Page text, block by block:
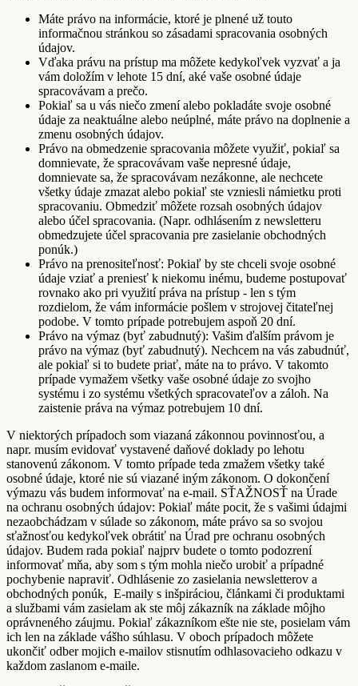
Máte právo na informácie, ktoré je plnené už touto
informačnou stránkou so zásadami spracovania osobných
údajov.
Vďaka právu na prístup ma môžete kedykoľvek vyzvať a ja
vám doložím v lehote 15 dní, aké vaše osobné údaje
spracovávam a prečo.
Pokiaľ sa u vás niečo zmení alebo pokladáte svoje osobné
údaje za neaktuálne alebo neúplné, máte právo na doplnenie a
zmenu osobných údajov.
Právo na obmedzenie spracovania môžete využiť, pokiaľ sa
domnievate, že spracovávam vaše nepresné údaje,
domnievate sa, že spracovávam nezákonne, ale nechcete
všetky údaje zmazat alebo pokiaľ ste vzniesli námietku proti
spracovaniu. Obmedziť môžete rozsah osobných údajov
alebo účel spracovania. (Napr. odhlásením z newsletteru
obmedzujete účel spracovania pre zasielanie obchodných
ponúk.)
Právo na prenositeľnosť: Pokiaľ by ste chceli svoje osobné
údaje vziať a preniesť k niekomu inému, budeme postupovať
rovnako ako pri využití práva na prístup - len s tým
rozdielom, že vám informácie pošlem v strojovej čitateľnej
podobe. V tomto prípade potrebujem aspoň 20 dní.
Právo na výmaz (byť zabudnutý): Vašim ďalším právom je
právo na výmaz (byť zabudnutý). Nechcem na vás zabudnúť,
ale pokiaľ si to budete priať, máte na to právo. V takomto
prípade vymažem všetky vaše osobné údaje zo svojho
systému i zo systému všetkých spracovateľov a záloh. Na
zaistenie práva na výmaz potrebujem 10 dní.
V niektorých prípadoch som viazaná zákonnou povinnosťou, a
napr. musím evidovať vystavené daňové doklady po lehotu
stanovenú zákonom. V tomto prípade teda zmažem všetky také
osobné údaje, ktoré nie sú viazané iným zákonom. O dokončení
výmazu vás budem informovať na e-mail. SŤAŽNOSŤ na Úrade
na ochranu osobných údajov: Pokiaľ máte pocit, že s vašimi údajmi
nezaobchádzam v súlade so zákonom, máte právo sa so svojou
sťažnosťou kedykoľvek obrátiť na Úrad pre ochranu osobných
údajov. Budem rada pokiaľ najprv budete o tomto podozrení
informovať mňa, aby som s tým mohla niečo urobiť a prípadné
pochybenie napraviť. Odhlásenie zo zasielania newsletterov a
obchodných ponúk, E-maily s inšpiráciou, článkami či produktami
a službami vám zasielam ak ste môj zákazník na základe môjho
oprávneného záujmu. Pokiaľ zákazníkom ešte nie ste, posielam vám
ich len na základe vášho súhlasu. V oboch prípadoch môžete
ukončiť odber mojich e-mailov stisnutím odhlasovacieho odkazu v
každom zaslanom e-maile.